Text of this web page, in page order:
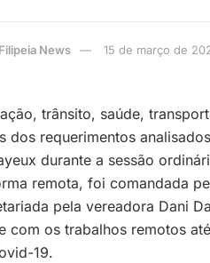
News 15 de março de
trânsito, saúde,
dos requerimentos
durante a sessão
remota, foi comandada
pela vereadora Dani
com os trabalhos remotos
19.